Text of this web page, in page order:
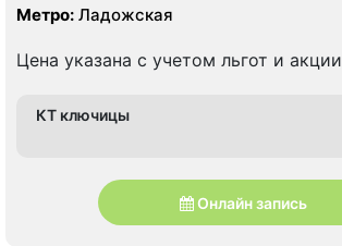
Метро: Ладожская
Цена указана с учетом льгот и акции
КТ ключицы
Онлайн запись